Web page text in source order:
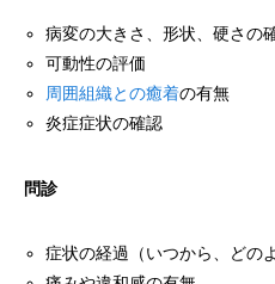
病変の大きさ、形状、硬さの
可動性の評価
周囲組織との癒着の有無
炎症症状の確認
問診
症状の経過（いつから、どの